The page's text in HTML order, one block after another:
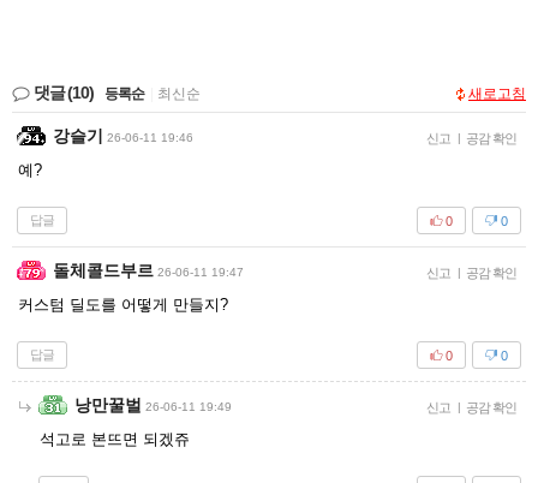
댓글(10) 등록순 최신순 새로고침
강슬기 26-06-11 19:46 신고 | 공감 확인
예?
답글 0
0
돌체콜드부르 26-06-11 19:47 신고 | 공감 확인
커스텀 딜도를 어떻게 만들지?
답글 0
0
낭만꿀벌 26-06-11 19:49 신고 | 공감 확인
석고로 본뜨면 되겠쥬